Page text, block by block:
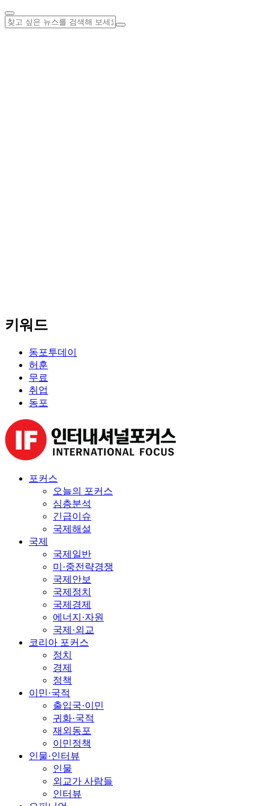
키워드
동포투데이
허훈
무료
취업
동포
포커스
오늘의 포커스
심층분석
긴급이슈
국제해설
국제
국제일반
미·중전략경쟁
국제안보
국제정치
국제경제
에너지·자원
국제·외교
코리아 포커스
정치
경제
정책
이민·국적
출입국·이민
귀화·국적
재외동포
이민정책
인물·인터뷰
인물
외교가 사람들
인터뷰